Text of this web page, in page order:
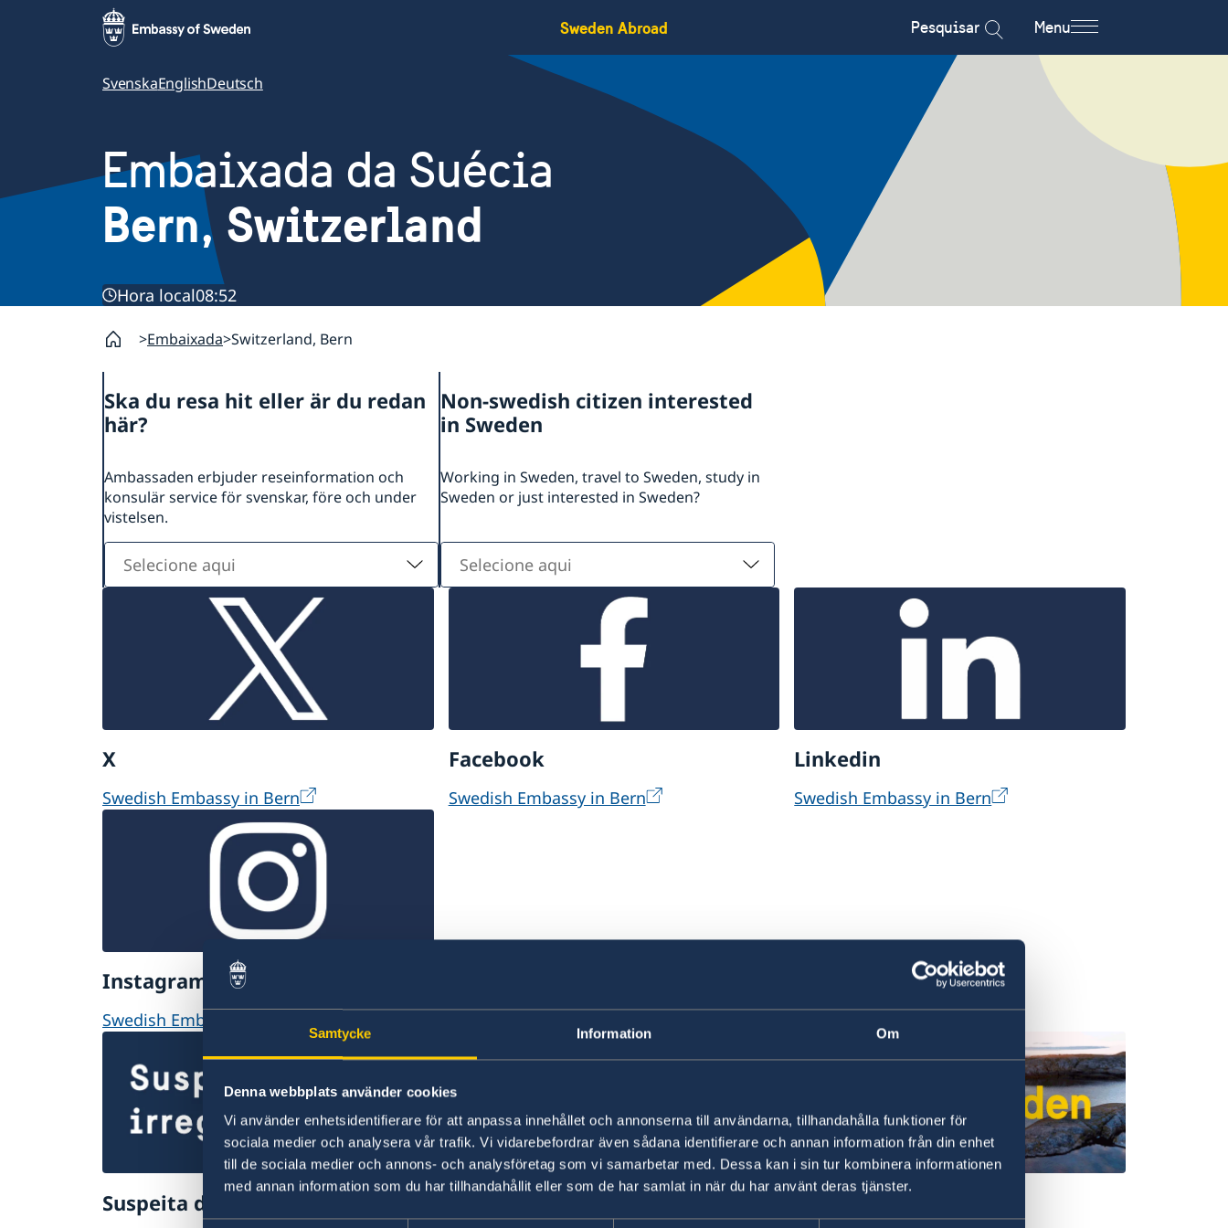
Samtycke Information Om
Denna webbplats använder cookies
Vi använder enhetsidentifierare för att anpassa innehållet och annonserna till användarna, tillhandahålla funktioner för
sociala medier och analysera vår trafik. Vi vidarebefordrar även sådana identifierare och annan information från din enhet
till de sociala medier och annons- och analysföretag som vi samarbetar med. Dessa kan i sin tur kombinera informationen
med annan information som du har tillhandahållit eller som de har samlat in när du har använt deras tjänster.
Sweden Abroad Pesquisar Menu
SvenskaEnglishDeutsch
Embaixada da Suécia
Bern, Switzerland
Hora local08:52
Embaixada Switzerland, Bern
Ska du resa hit eller är du redan
här?
Ambassaden erbjuder reseinformation och
konsulär service för svenskar, före och under
vistelsen.
Selecione
aqui
Non-swedish citizen interested
in Sweden
Working in Sweden, travel to Sweden, study in
Sweden or just interested in Sweden?
Selecione
aqui
X
Swedish Embassy in Bern
Facebook
Swedish Embassy in Bern
Linkedin
Swedish Embassy in Bern
Instagram
Swedish Embassy in Bern
Suspeita de irregularidades Bem-vindo à Suécia